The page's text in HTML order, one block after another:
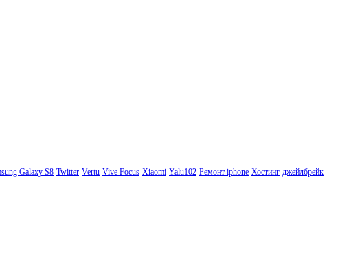
Galaxy S8 Twitter Vertu Vive Focus Xiaomi Yalu102 Ремонт iphone Хостинг джейлбрейк